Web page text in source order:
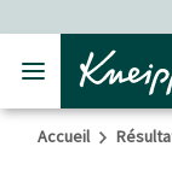
Sauter au contenu
Accueil